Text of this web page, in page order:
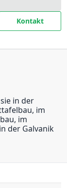
Kontakt
in der
im
im
der Galvanik